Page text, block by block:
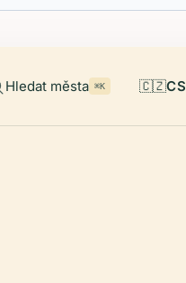
Hledat města ⌘K 🇨🇿CS